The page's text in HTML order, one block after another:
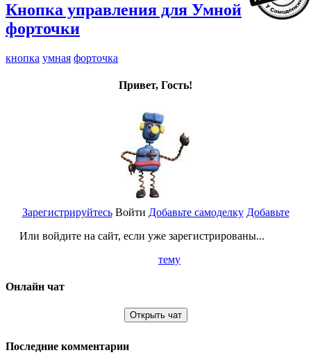
Кнопка управления для Умной
форточки
кнопка умная форточка
Привет, Гость!
Зарегистрируйтесь
Или войдите на сайт, если уже зарегистрированы...
Войти Добавьте самоделку Добавьте
тему
Онлайн чат
Открыть чат
Последние комментарии